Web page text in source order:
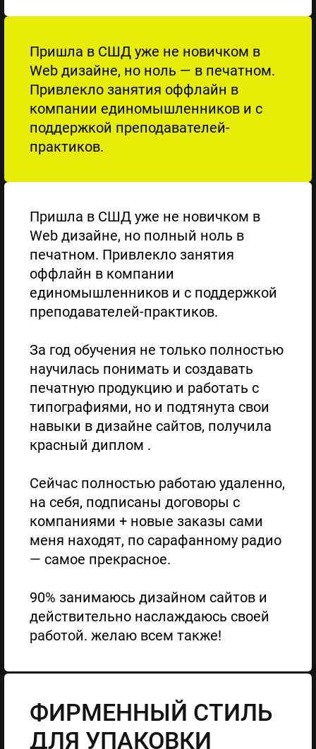
Пришла в СШД уже не новичком в
Web дизайне, но ноль — в печатном.
Привлекло занятия оффлайн в
компании единомышленников и с
поддержкой преподавателей-
практиков.
Пришла в СШД уже не новичком в
Web дизайне, но полный ноль в
печатном. Привлекло занятия
оффлайн в компании
единомышленников и с поддержкой
преподавателей-практиков.
За год обучения не только полностью
научилась понимать и создавать
печатную продукцию и работать с
типографиями, но и подтянута свои
навыки в дизайне сайтов, получила
красный диплом .
Сейчас полностью работаю удаленно,
на себя, подписаны договоры с
компаниями + новые заказы сами
меня находят, по сарафанному радио
— самое прекрасное.
90% занимаюсь дизайном сайтов и
действительно наслаждаюсь своей
работой. желаю всем также!
ФИРМЕННЫЙ СТИЛЬ
ДЛЯ УПАКОВКИ